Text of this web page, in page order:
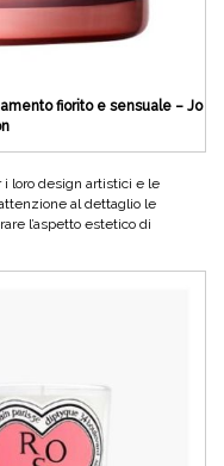
fiorito e sensuale – Jo
i loro design artistici e le
al dettaglio le
l’aspetto estetico di